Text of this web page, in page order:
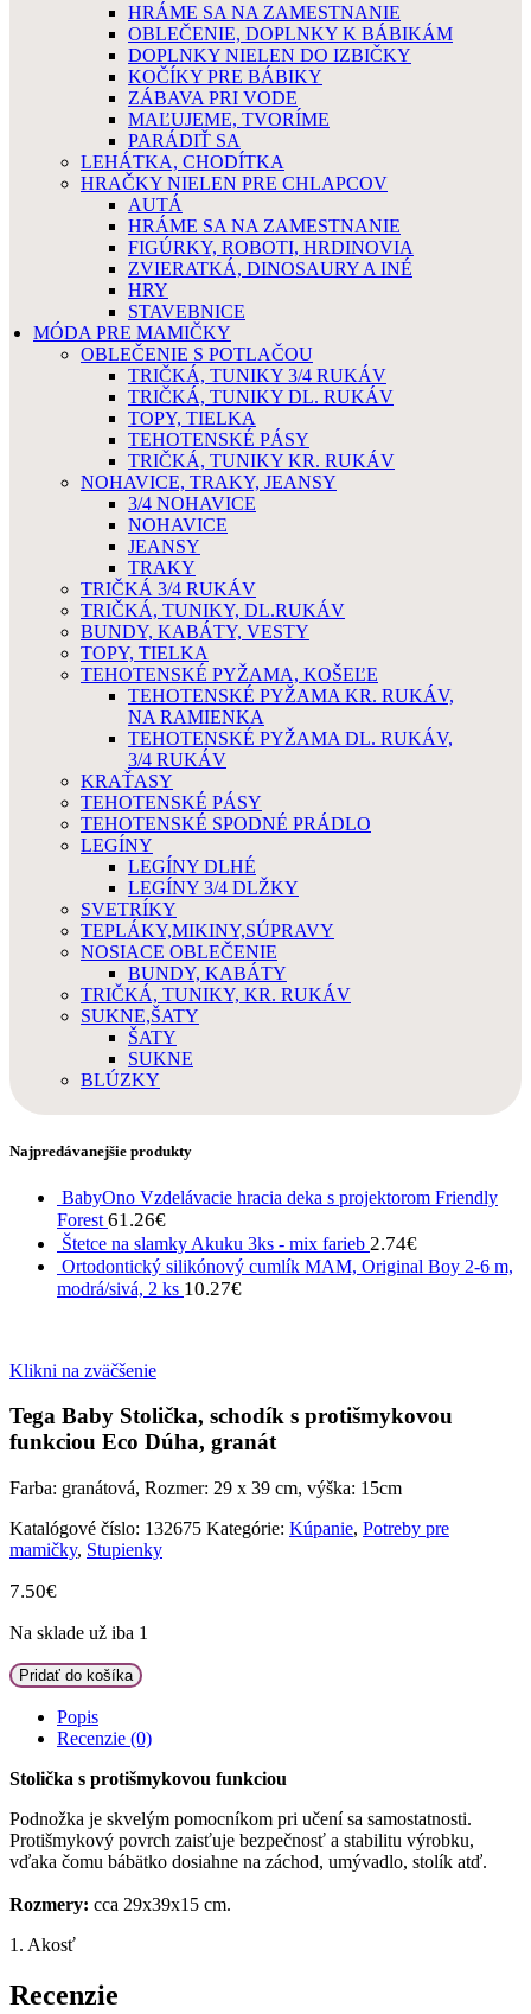
HRÁME SA NA ZAMESTNANIE
OBLEČENIE, DOPLNKY K BÁBIKÁM
DOPLNKY NIELEN DO IZBIČKY
KOČÍKY PRE BÁBIKY
ZÁBAVA PRI VODE
MAĽUJEME, TVORÍME
PARÁDIŤ SA
LEHÁTKA, CHODÍTKA
HRAČKY NIELEN PRE CHLAPCOV
AUTÁ
HRÁME SA NA ZAMESTNANIE
FIGÚRKY, ROBOTI, HRDINOVIA
ZVIERATKÁ, DINOSAURY A INÉ
HRY
STAVEBNICE
MÓDA PRE MAMIČKY
OBLEČENIE S POTLAČOU
TRIČKÁ, TUNIKY 3/4 RUKÁV
TRIČKÁ, TUNIKY DL. RUKÁV
TOPY, TIELKA
TEHOTENSKÉ PÁSY
TRIČKÁ, TUNIKY KR. RUKÁV
NOHAVICE, TRAKY, JEANSY
3/4 NOHAVICE
NOHAVICE
JEANSY
TRAKY
TRIČKÁ 3/4 RUKÁV
TRIČKÁ, TUNIKY, DL.RUKÁV
BUNDY, KABÁTY, VESTY
TOPY, TIELKA
TEHOTENSKÉ PYŽAMA, KOŠEĽE
TEHOTENSKÉ PYŽAMA KR. RUKÁV,
NA RAMIENKA
TEHOTENSKÉ PYŽAMA DL. RUKÁV,
3/4 RUKÁV
KRAŤASY
TEHOTENSKÉ PÁSY
TEHOTENSKÉ SPODNÉ PRÁDLO
LEGÍNY
LEGÍNY DLHÉ
LEGÍNY 3/4 DLŽKY
SVETRÍKY
TEPLÁKY,MIKINY,SÚPRAVY
NOSIACE OBLEČENIE
BUNDY, KABÁTY
TRIČKÁ, TUNIKY, KR. RUKÁV
SUKNE,ŠATY
ŠATY
SUKNE
BLÚZKY
Najpredávanejšie produkty
BabyOno Vzdelávacie hracia deka s projektorom Friendly
Forest 61.26€
Štetce na slamky Akuku 3ks - mix farieb 2.74€
Ortodontický silikónový cumlík MAM, Original Boy 2-6 m,
modrá/sivá, 2 ks 10.27€
Klikni na zväčšenie
Tega Baby Stolička, schodík s protišmykovou
funkciou Eco Dúha, granát
Farba: granátová, Rozmer: 29 x 39 cm, výška: 15cm
Katalógové číslo: 132675 Kategórie: Kúpanie, Potreby pre
mamičky, Stupienky
7.50€
Na sklade už iba 1
množstvo
Tega
Baby
Stolička,
s
funkciou
Eco
Dúha,
Pridať do košíka
Popis
Recenzie (0)
Stolička s protišmykovou funkciou
Podnožka je skvelým pomocníkom pri učení sa samostatnosti.
Protišmykový povrch zaisťuje bezpečnosť a stabilitu výrobku,
vďaka čomu bábätko dosiahne na záchod, umývadlo, stolík atď.
Rozmery: cca 29x39x15 cm.
1. Akosť
Recenzie